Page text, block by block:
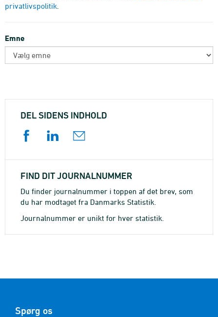
privatlivspolitik
Emne
DEL SIDENS INDHOLD
FIND DIT JOURNALNUMMER
Du finder journalnummer i toppen af det brev, som
du har modtaget fra Danmarks Statistik.
Journalnummer er unikt for hver statistik.
Spørg os